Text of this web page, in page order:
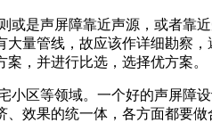
是声屏障靠近声源，或者靠
量管线，故应该作详细勘察
，并进行比选，选择优方案。
区等领域。一个好的声屏障
效果的统一体，各方面都要